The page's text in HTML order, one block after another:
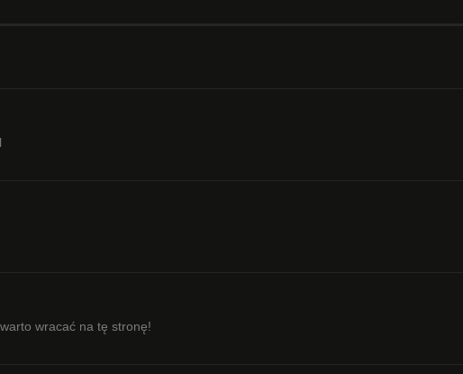
wracać na tę stronę!